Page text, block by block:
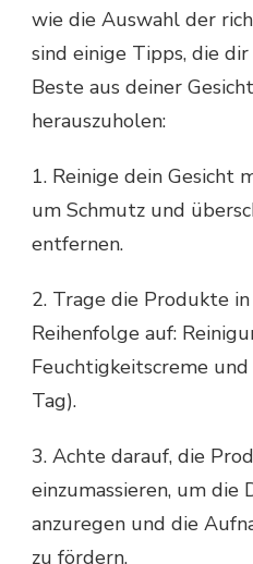
wie die Auswahl der
sind einige Tipps, die
Beste aus deiner
herauszuholen:
1. Reinige dein Gesicht
um Schmutz und
entfernen.
2. Trage die Produkte
Reihenfolge auf:
Feuchtigkeitscreme
Tag).
3. Achte darauf, die
einzumassieren, um die
anzuregen und die
zu fördern.